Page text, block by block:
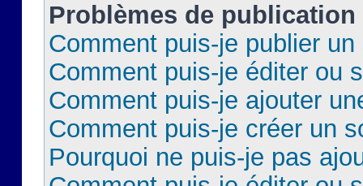
Problèmes de publication
Comment puis-je publier
Comment puis-je éditer ou
Comment puis-je ajouter
Comment puis-je créer un
Pourquoi ne puis-je pas